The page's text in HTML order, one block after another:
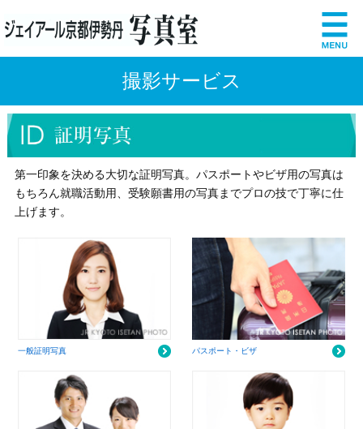
撮影サービス
第一印象を決める大切な証明写真。 パスポートやビザ用の写真は
もちろん就職活動用、受験願書用の写真までプロの技で丁寧に仕
上げます。
一般証明写真 パスポート・ビザ